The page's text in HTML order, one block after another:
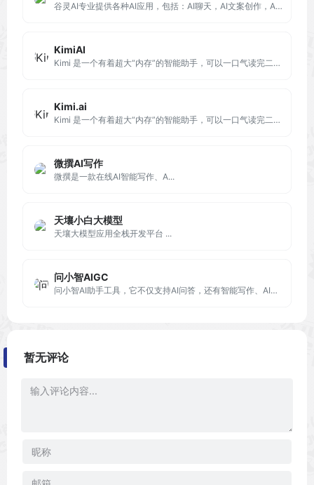
谷灵AI专业提供各种AI应用，包括：AI聊天，AI文案创作，AI编程，AI写简历，AI写剧本，AI翻译。
KimiAI
Kimi 是一个有着超大“内存”的智能助手，可以一口气读完二十万字的小说，还会上网冲浪，快来跟他聊聊吧 | Kimi.ai - Moonshot AI 出品的智能助手
Kimi.ai
Kimi 是一个有着超大“内存”的智能助手，可以一口气读完二十万字的小说，还会上网冲浪，快来跟他聊聊吧 | Kimi.ai - Moonshot AI 出品的智能助手
微撰AI写作
微撰是一款在线AI智能写作、A...
天壤小白大模型
天壤大模型应用全栈开发平台 ...
问小智AIGC
问小智AI助手工具，它不仅支持AI问答，还有智能写作、AI专业训练、代码助手、AI娱乐、AI绘画和AI语音的功能，每个分类下都有不同的小功能可以使用，非常全面。
暂无评论